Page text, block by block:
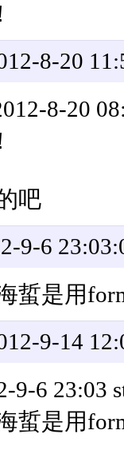
8-20
8-20
吧
9-6
蜇是用
9-14
6 23:03
蜇是用